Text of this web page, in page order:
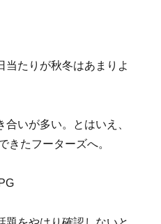
当たりが秋冬はあまりよ
いが多い。とはいえ、
きたフーターズへ。